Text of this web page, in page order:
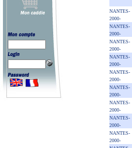
NANTES-
2000-
NANTES-
2000-
NANTES-
2000-
NANTES-
2000-
NANTES-
2000-
NANTES-
2000-
NANTES-
2000-
NANTES-
2000-
NANTES-
2000-